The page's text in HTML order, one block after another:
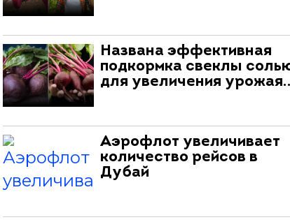
Названа эффективная
подкормка свеклы
для увеличения
Аэрофлот увеличивает
количество рейсов в
Дубай